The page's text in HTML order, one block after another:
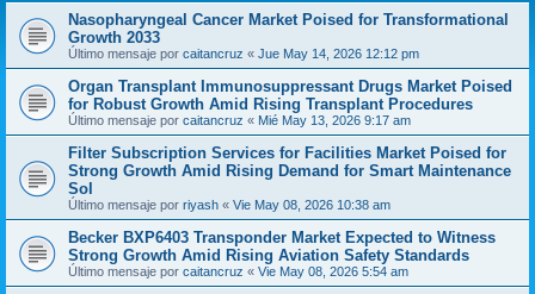
Nasopharyngeal Cancer Market Poised for Transformational
Growth 2033
Último mensaje por caitancruz « Jue May 14, 2026 12:12 pm
Organ Transplant Immunosuppressant Drugs Market Poised
for Robust Growth Amid Rising Transplant Procedures
Último mensaje por caitancruz « Mié May 13, 2026 9:17 am
Filter Subscription Services for Facilities Market Poised for
Strong Growth Amid Rising Demand for Smart Maintenance
Sol
Último mensaje por riyash « Vie May 08, 2026 10:38 am
Becker BXP6403 Transponder Market Expected to Witness
Strong Growth Amid Rising Aviation Safety Standards
Último mensaje por caitancruz « Vie May 08, 2026 5:54 am